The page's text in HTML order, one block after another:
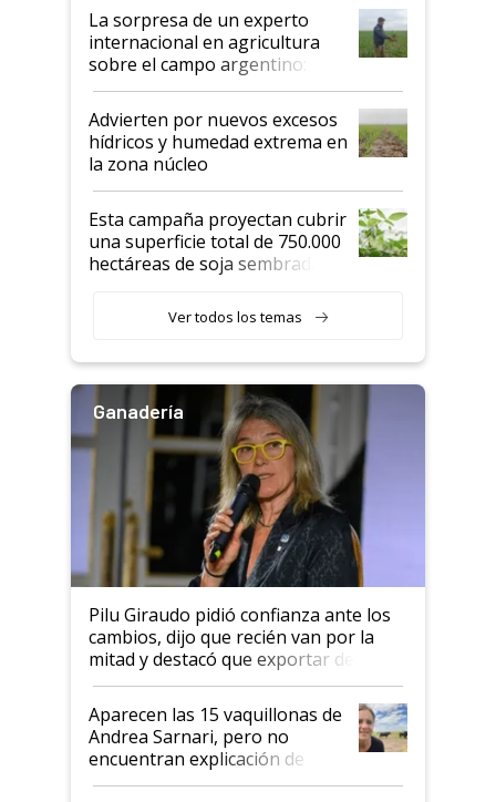
La sorpresa de un experto
internacional en agricultura
sobre el campo argentino:
"Estoy muy impresionado"
Advierten por nuevos excesos
hídricos y humedad extrema en
la zona núcleo
Esta campaña proyectan cubrir
una superficie total de 750.000
hectáreas de soja sembradas
variedades que marcan un
salto tecnológico en genética y
Ver todos los temas
Ganadería
Pilu Giraudo pidió confianza ante los
cambios, dijo que recién van por la
mitad y destacó que exportar dejó de
ser "para unos pocos": "Tenemos un
mandato muy claro del gobierno
nacional"
Aparecen las 15 vaquillonas de
Andrea Sarnari, pero no
encuentran explicación de
cómo llegaron allí